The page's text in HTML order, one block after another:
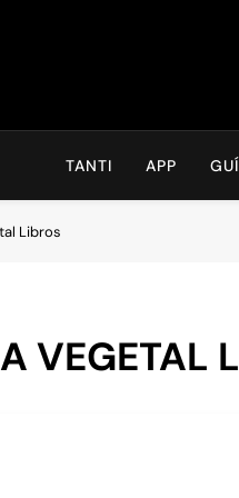
TANTI APP
Libros
VEGETAL